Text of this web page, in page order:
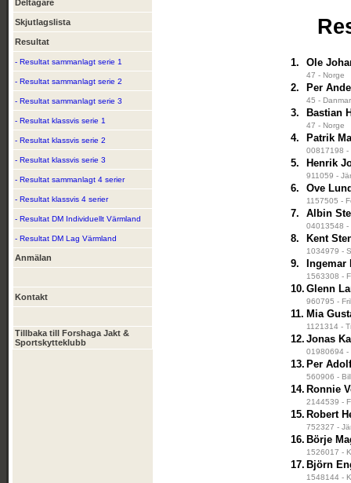
Deltagare
Skjutlagslista
Resultat
- Resultat sammanlagt serie 1
- Resultat sammanlagt serie 2
- Resultat sammanlagt serie 3
- Resultat klassvis serie 1
- Resultat klassvis serie 2
- Resultat klassvis serie 3
- Resultat sammanlagt 4 serier
- Resultat klassvis 4 serier
- Resultat DM Individuellt Värmland
- Resultat DM Lag Värmland
Anmälan
Kontakt
Tillbaka till Forshaga Jakt &
Sportskytteklubb
1. Ole
47 - Norge
2. Per
45 -
3. Bastian
47 - Norge
4. Patrik
00817198 -
5. Henrik
911059 -
6. Ove
1157505 -
7. Albin
04013548 -
8. Kent
1034979 -
9. Ingemar
1563308 -
10. Glenn
960795 -
11. Mia
1121314 -
12. Jonas
01980694 -
13. Per
560906 -
14. Ronnie
2144539 -
15. Robert
752327 -
16. Börje
1526017 -
17. Björn
1548144 -